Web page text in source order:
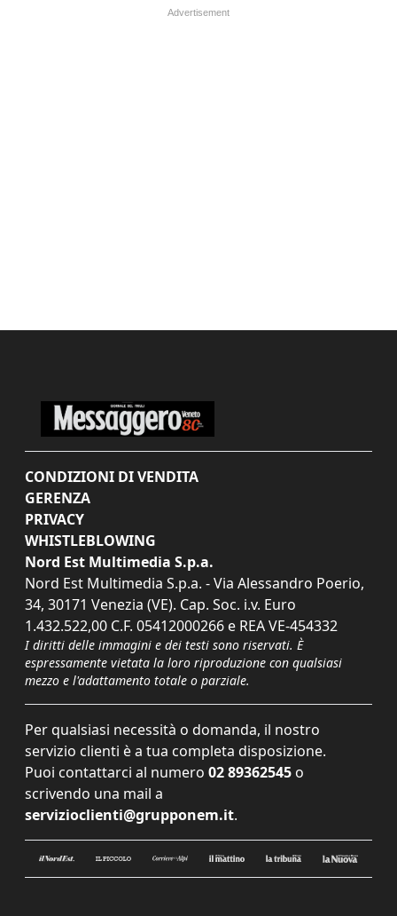
CONDIZIONI DI VENDITA
GERENZA
PRIVACY
WHISTLEBLOWING
Nord Est Multimedia S.p.a.
Nord Est Multimedia S.p.a. - Via Alessandro Poerio,
34, 30171 Venezia (VE). Cap. Soc. i.v. Euro
1.432.522,00 C.F. 05412000266 e REA VE-454332
I diritti delle immagini e dei testi sono riservati. È
espressamente vietata la loro riproduzione con qualsiasi
mezzo e l'adattamento totale o parziale.
Per qualsiasi necessità o domanda, il nostro
servizio clienti è a tua completa disposizione.
Puoi contattarci al numero 02 89362545 o
scrivendo una mail a
servizioclienti@grupponem.it.